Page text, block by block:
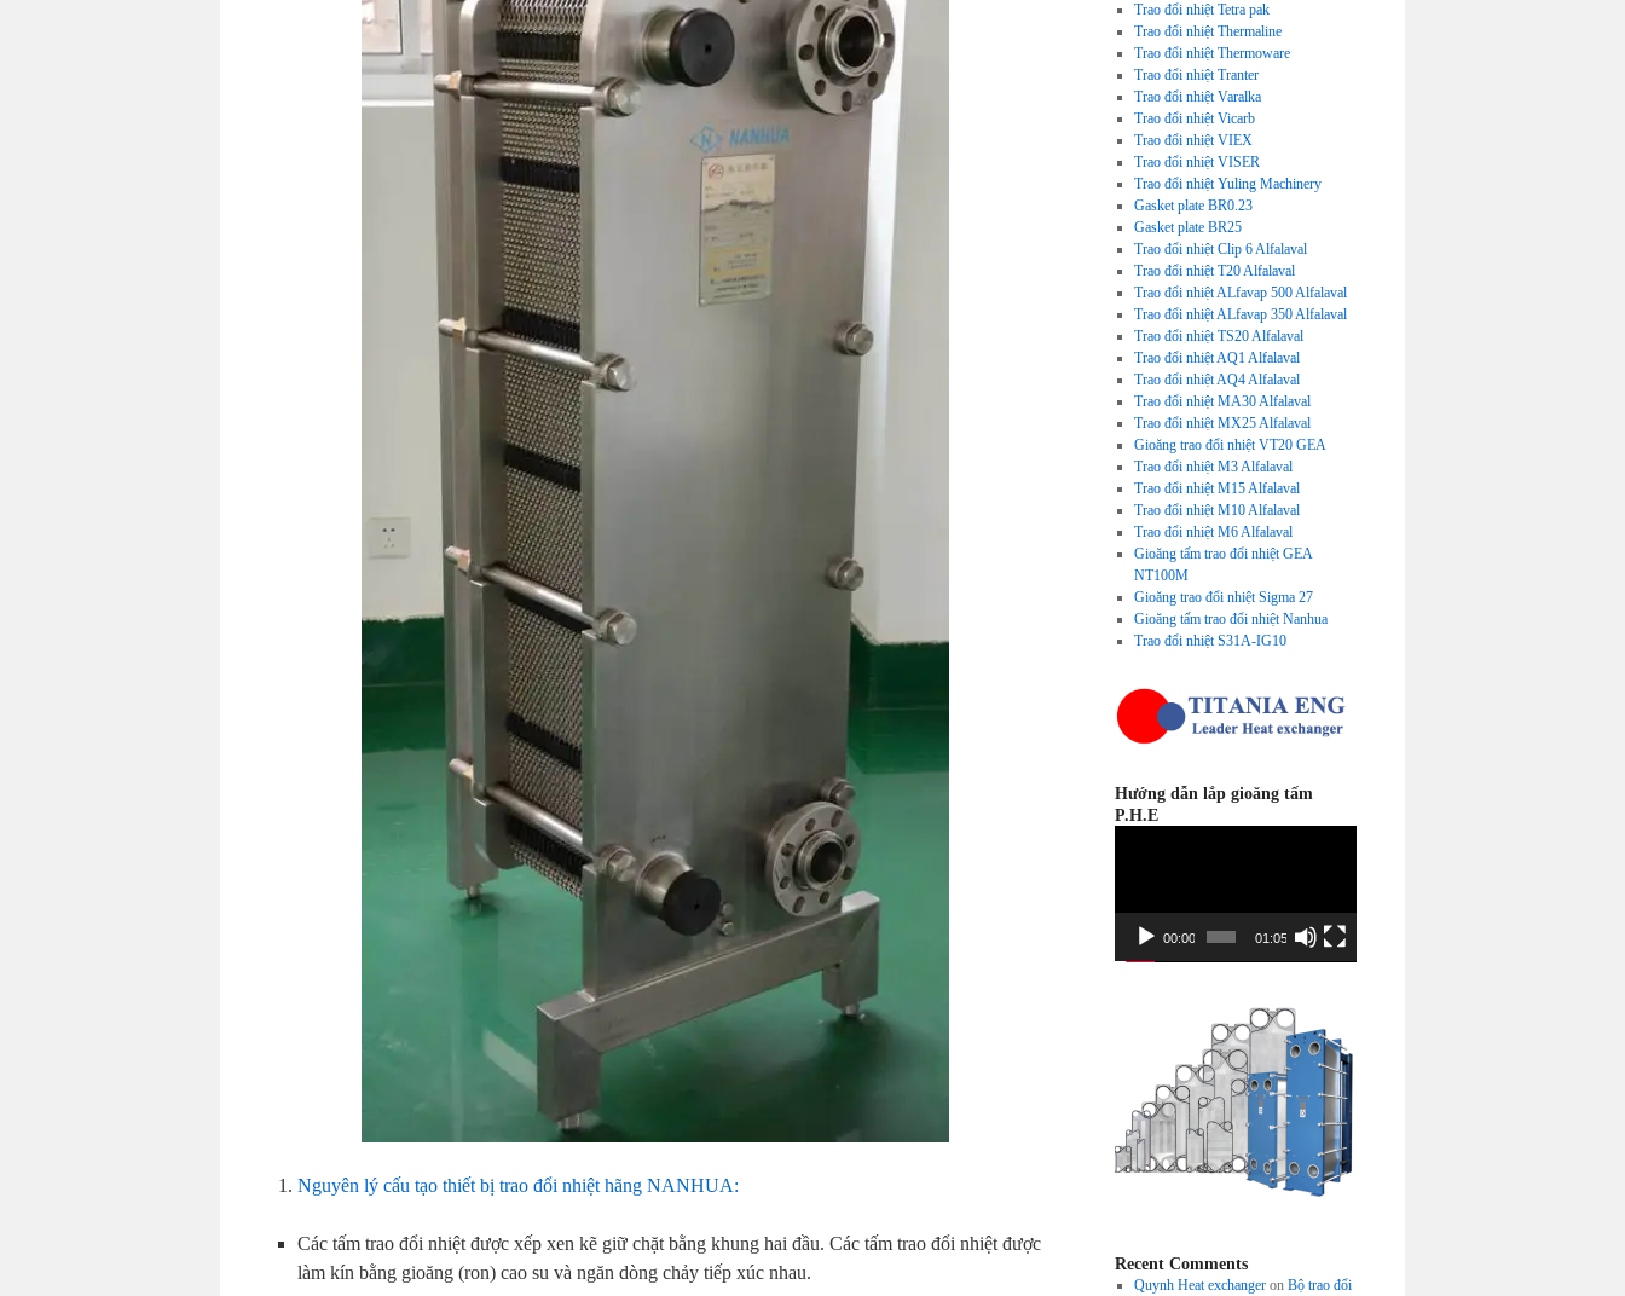
Nguyên lý cấu tạo thiết bị trao đổi nhiệt hãng NANHUA:
Các tấm trao đổi nhiệt được xếp xen kẽ giữ chặt bằng khung hai đầu. Các tấm trao đổi nhiệt được
làm kín bằng gioăng (ron) cao su và ngăn dòng chảy tiếp xúc nhau.
Trao đổi nhiệt Tetra pak
Trao đổi nhiệt Thermaline
Trao đổi nhiệt Thermoware
Trao đổi nhiệt Tranter
Trao đổi nhiệt Varalka
Trao đổi nhiệt Vicarb
Trao đổi nhiệt VIEX
Trao đổi nhiệt VISER
Trao đổi nhiệt Yuling Machinery
Gasket plate BR0.23
Gasket plate BR25
Trao đổi nhiệt Clip 6 Alfalaval
Trao đổi nhiệt T20 Alfalaval
Trao đổi nhiệt ALfavap 500 Alfalaval
Trao đổi nhiệt ALfavap 350 Alfalaval
Trao đổi nhiệt TS20 Alfalaval
Trao đổi nhiệt AQ1 Alfalaval
Trao đổi nhiệt AQ4 Alfalaval
Trao đổi nhiệt MA30 Alfalaval
Trao đổi nhiệt MX25 Alfalaval
Gioăng trao đổi nhiệt VT20 GEA
Trao đổi nhiệt M3 Alfalaval
Trao đổi nhiệt M15 Alfalaval
Trao đổi nhiệt M10 Alfalaval
Trao đổi nhiệt M6 Alfalaval
Gioăng tấm trao đổi nhiệt GEA
NT100M
Gioăng trao đổi nhiệt Sigma 27
Gioăng tấm trao đổi nhiệt Nanhua
Trao đổi nhiệt S31A-IG10
Hướng dẫn lắp gioăng tấm
P.H.E
00:00 01:05
Recent Comments
Quynh Heat exchangeron Bộ trao đổi